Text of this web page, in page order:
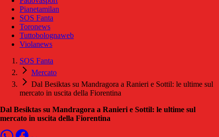
Pianetamilan
SOS Fanta
Toronews
Tuttobolognaweb
Violanews
SOS Fanta
Mercato
Dal Besiktas su Mandragora a Ranieri e Sottil: le ultime sul
mercato in uscita della Fiorentina
Dal Besiktas su Mandragora a Ranieri e Sottil: le ultime sul
mercato in uscita della Fiorentina